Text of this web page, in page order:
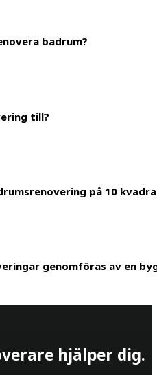
i Stockholm brukar landa
badrum?
ta allt från 3-6 veckor. För
till?
du behöver,
på 10
runt 10 kvadratmeter brukar
genomföras av en
om du har utfört
hjälper dig.